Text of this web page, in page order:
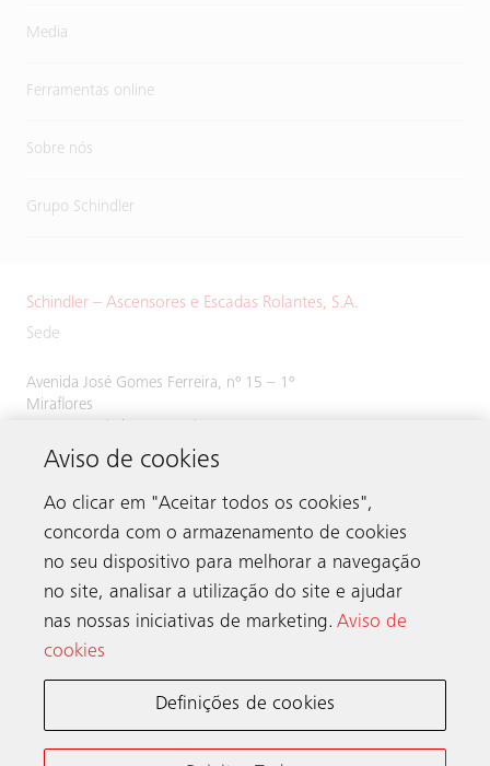
Media
Ferramentas online
Sobre nós
Grupo Schindler
Schindler – Ascensores e Escadas Rolantes, S.A.
Sede
Avenida José Gomes Ferreira, nº 15 – 1º
Miraflores
Tel: 214 243 800
Contacto
A Schindler no mundo
Aviso de cookies
Ao clicar em "Aceitar todos os cookies",
concorda com o armazenamento de cookies
no seu dispositivo para melhorar a navegação
no site, analisar a utilização do site e ajudar
nas nossas iniciativas de marketing. Aviso de
cookies
Definições de cookies